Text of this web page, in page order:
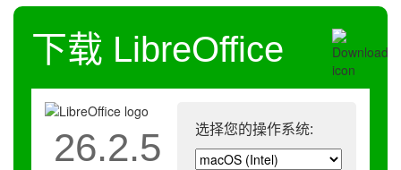
下载 LibreOffice
选择您的操作系统:
26.2.5